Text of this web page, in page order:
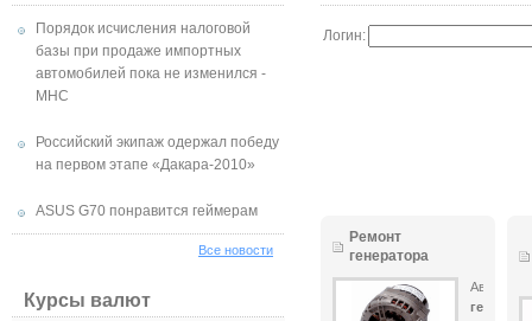
Порядок исчисления налоговой
базы при продаже импортных
автомобилей пока не изменился -
МНС
Российский экипаж одержал победу
на первом этапе «Дакара-2010»
ASUS G70 понравится геймерам
Все новости
Курсы валют
Логин:
Ремонт
генератора